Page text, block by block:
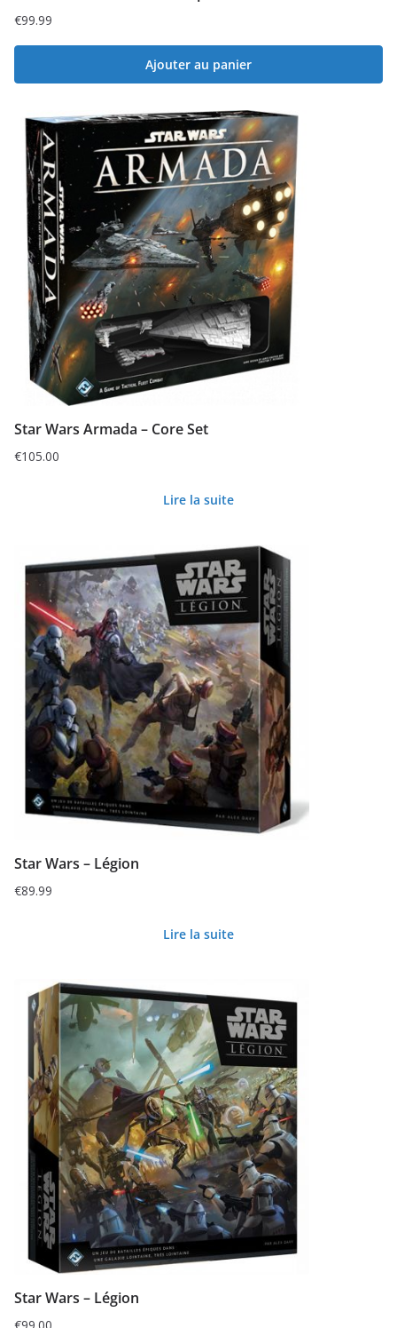
€99.99
Ajouter au panier
Star Wars Armada – Core Set
€105.00
Lire la suite
Star Wars – Légion
€89.99
Lire la suite
Star Wars – Légion